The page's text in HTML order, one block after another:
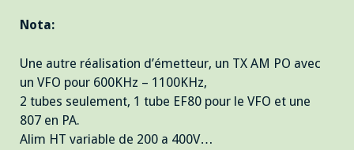
Nota:
Une autre réalisation d’émetteur, un TX AM PO avec
un VFO pour 600KHz – 1100KHz,
2 tubes seulement, 1 tube EF80 pour le VFO et une
807 en PA.
Alim HT variable de 200 a 400V…